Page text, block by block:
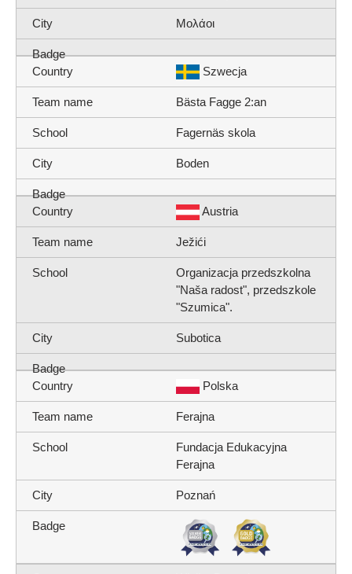
Μολάοι
Szwecja
Bästa Fagge 2:an
Fagernäs skola
Boden
Austria
Ježići
Organizacja przedszkolna
"Naša radost", przedszkole
"Szumica".
Subotica
Polska
Ferajna
Fundacja Edukacyjna
Ferajna
Poznań